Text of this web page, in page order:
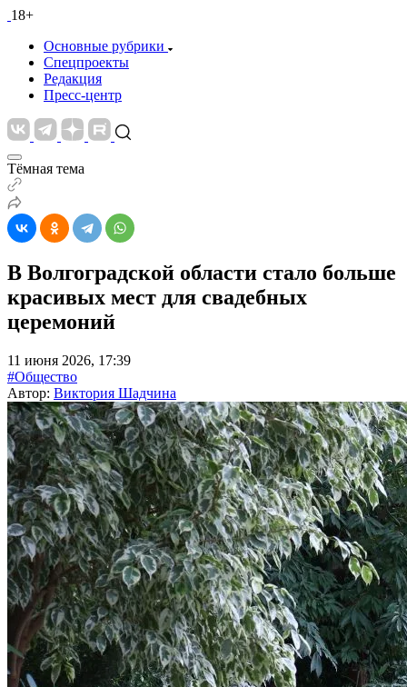
18+
Основные рубрики
Спецпроекты
Редакция
Пресс-центр
Тёмная тема
В Волгоградской области стало больше
красивых мест для свадебных
церемоний
11 июня 2026, 17:39
#Общество
Автор: Виктория Шадчина